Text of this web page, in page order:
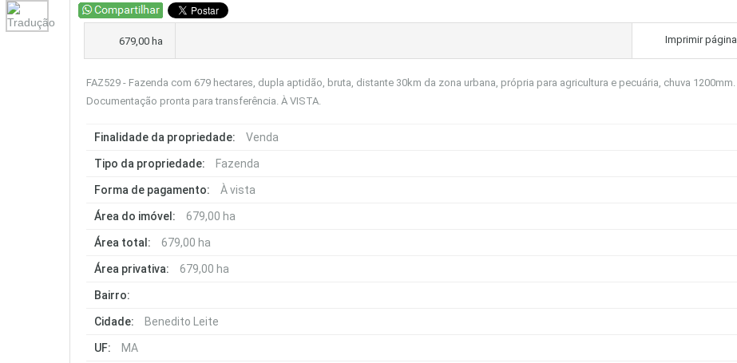
679,00 ha Imprimir página
FAZ529 - Fazenda com 679 hectares, dupla aptidão, bruta, distante 30km da zona urbana, própria para agricultura e pecuária, chuva 1200mm.
Documentação pronta para transferência. À VISTA.
Finalidade da propriedade: Venda
Tipo da propriedade: Fazenda
Forma de pagamento: À vista
Área do imóvel: 679,00 ha
Área total: 679,00 ha
Área privativa: 679,00 ha
Bairro:
Cidade: Benedito Leite
UF: MA